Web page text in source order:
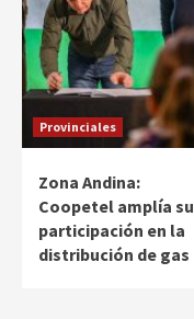
Provinciales
Zona Andina:
Coopetel amplía su
participación en la
distribución de gas